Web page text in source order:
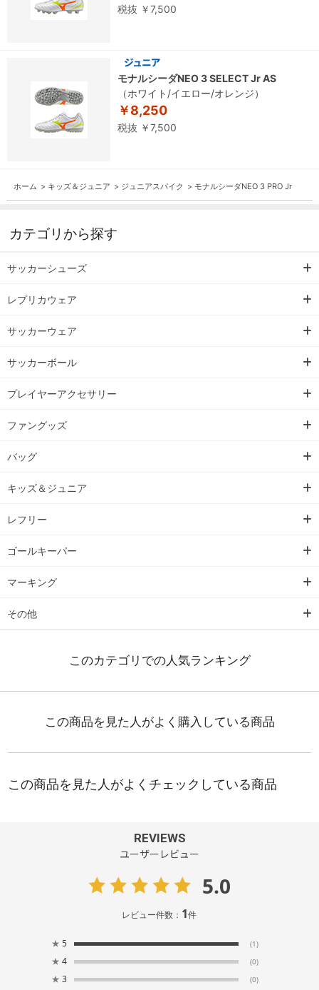
税抜 ￥7,500
モナルシーダNEO 3 SELECT Jr AS
（ホワイト/イエロー/オレンジ）
￥8,250
税抜 ￥7,500
ホーム > キッズ＆ジュニア > ジュニアスパイク > モナルシーダNEO 3 PRO Jr
カテゴリから探す
サッカーシューズ
レプリカウェア
サッカーウェア
サッカーボール
プレイヤーアクセサリー
ファングッズ
バッグ
キッズ＆ジュニア
レフリー
ゴールキーパー
マーキング
その他
REVIEWS
ユーザーレビュー
5.0
レビュー件数： 1件
★ 5 (1)
★ 4 (0)
★ 3 (0)